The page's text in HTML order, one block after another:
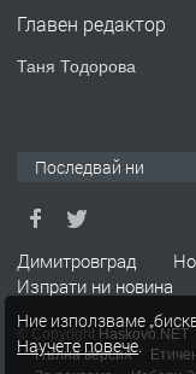
ПРЕДЛАГА
Главен редактор
Таня Тодорова
Последвай ни
Димитровград
Изпрати ни новина
© Copyright Haskovo.NET
Пълна версия
Ние използваме
Научете повече.